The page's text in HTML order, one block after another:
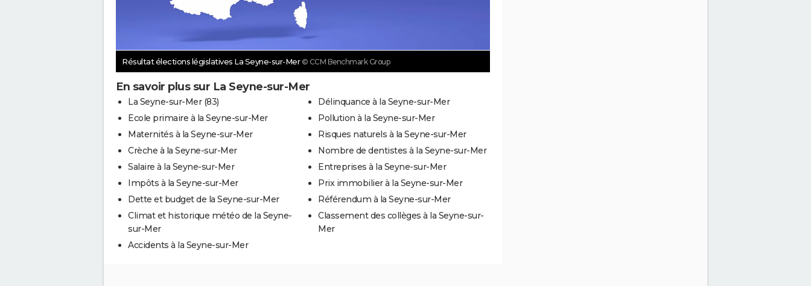
Résultat élections législatives La Seyne-sur-Mer © CCM Benchmark Group
En savoir plus sur La Seyne-sur-Mer
La Seyne-sur-Mer (83)
Ecole primaire à la Seyne-sur-Mer
Maternités à la Seyne-sur-Mer
Crèche à la Seyne-sur-Mer
Salaire à la Seyne-sur-Mer
Impôts à la Seyne-sur-Mer
Dette et budget de la Seyne-sur-Mer
Climat et historique météo de la Seyne-
sur-Mer
Accidents à la Seyne-sur-Mer
Délinquance à la Seyne-sur-Mer
Pollution à la Seyne-sur-Mer
Risques naturels à la Seyne-sur-Mer
Nombre de dentistes à la Seyne-sur-Mer
Entreprises à la Seyne-sur-Mer
Prix immobilier à la Seyne-sur-Mer
Référendum à la Seyne-sur-Mer
Classement des collèges à la Seyne-sur-
Mer